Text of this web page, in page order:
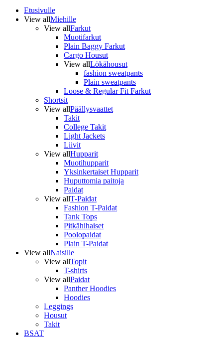
Etusivulle
View allMiehille
View allFarkut
Muotifarkut
Plain Baggy Farkut
Cargo Housut
View allLökähousut
fashion sweatpants
Plain sweatpants
Loose & Regular Fit Farkut
Shortsit
View allPäällysvaattet
Takit
College Takit
Light Jackets
Liivit
View allHupparit
Muotihupparit
Yksinkertaiset Hupparit
Huputtomia paitoja
Paidat
View allT-Paidat
Fashion T-Paidat
Tank Tops
Pitkähihaiset
Poolopaidat
Plain T-Paidat
View allNaisille
View allTopit
T-shirts
View allPaidat
Panther Hoodies
Hoodies
Leggings
Housut
Takit
BSAT